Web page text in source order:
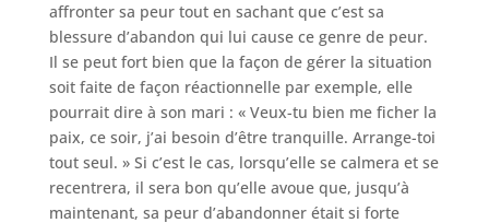
affronter sa peur tout en sachant que c’est sa
blessure d’abandon qui lui cause ce genre de peur.
Il se peut fort bien que la façon de gérer la situation
soit faite de façon réactionnelle par exemple, elle
pourrait dire à son mari : « Veux-tu bien me ficher la
paix, ce soir, j’ai besoin d’être tranquille. Arrange-toi
tout seul. » Si c’est le cas, lorsqu’elle se calmera et se
recentrera, il sera bon qu’elle avoue que, jusqu’à
maintenant, sa peur d’abandonner était si forte